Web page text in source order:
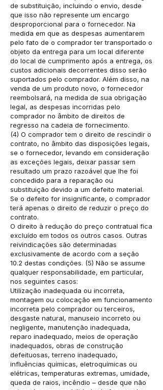
de substituição, incluindo o envio, desde
que isso não represente um encargo
desproporcional para o fornecedor. Na
medida em que as despesas aumentarem
pelo fato de o comprador ter transportado o
objeto da entrega para um local diferente
do local de cumprimento após a entrega, os
custos adicionais decorrentes disso serão
suportados pelo comprador. Além disso, na
venda de um produto novo, o fornecedor
reembolsará, na medida de sua obrigação
legal, as despesas incorridas pelo
comprador no âmbito de direitos de
regresso na cadeia de fornecimento.
(4) O comprador tem o direito de rescindir o
contrato, no âmbito das disposições legais,
se o fornecedor, levando em consideração
as exceções legais, deixar passar sem
resultado um prazo razoável que lhe foi
concedido para a reparação ou
substituição devido a um defeito material.
Se o defeito for insignificante, o comprador
terá apenas o direito de reduzir o preço do
contrato.
O direito à redução do preço contratual fica
excluído em todos os outros casos. Outras
reivindicações são determinadas
exclusivamente de acordo com a seção
10.2 destas condições. (5) Não se assume
qualquer responsabilidade, em particular,
nos seguintes casos:
Utilização inadequada ou incorreta,
montagem ou colocação em funcionamento
incorreta pelo comprador ou terceiros,
desgaste natural, manuseio incorreto ou
negligente, manutenção inadequada,
reparo inadequado, meios de operação
inadequados, obras de construção
defeituosas, terreno inadequado,
influências químicas, eletroquímicas ou
elétricas, temperaturas extremas, umidade,
queda de raios, incêndio – desde que não